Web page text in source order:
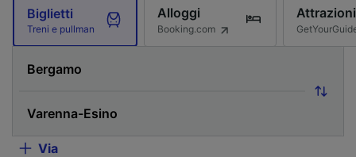
Biglietti
Treni e pullman
Alloggi
Booking.com
Attrazioni
Via